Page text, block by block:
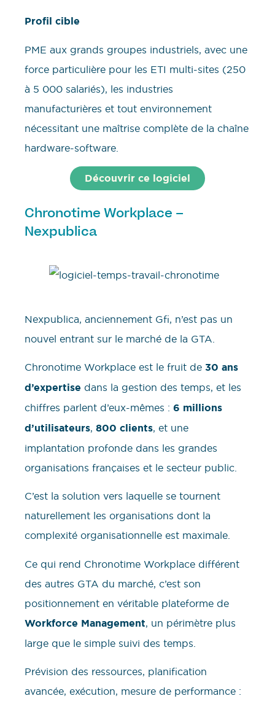
Profil cible
PME aux grands groupes industriels, avec une
force particulière pour les ETI multi-sites (250
à 5 000 salariés), les industries
manufacturières et tout environnement
nécessitant une maîtrise complète de la chaîne
hardware-software.
Découvrir ce logiciel
Chronotime Workplace –
Nexpublica
Nexpublica, anciennement Gfi, n’est pas un
nouvel entrant sur le marché de la GTA.
Chronotime Workplace est le fruit de 30 ans
d’expertise dans la gestion des temps, et les
chiffres parlent d’eux-mêmes : 6 millions
d’utilisateurs, 800 clients, et une
implantation profonde dans les grandes
organisations françaises et le secteur public.
C’est la solution vers laquelle se tournent
naturellement les organisations dont la
complexité organisationnelle est maximale.
Ce qui rend Chronotime Workplace différent
des autres GTA du marché, c’est son
positionnement en véritable plateforme de
Workforce Management, un périmètre plus
large que le simple suivi des temps.
Prévision des ressources, planification
avancée, exécution, mesure de performance :